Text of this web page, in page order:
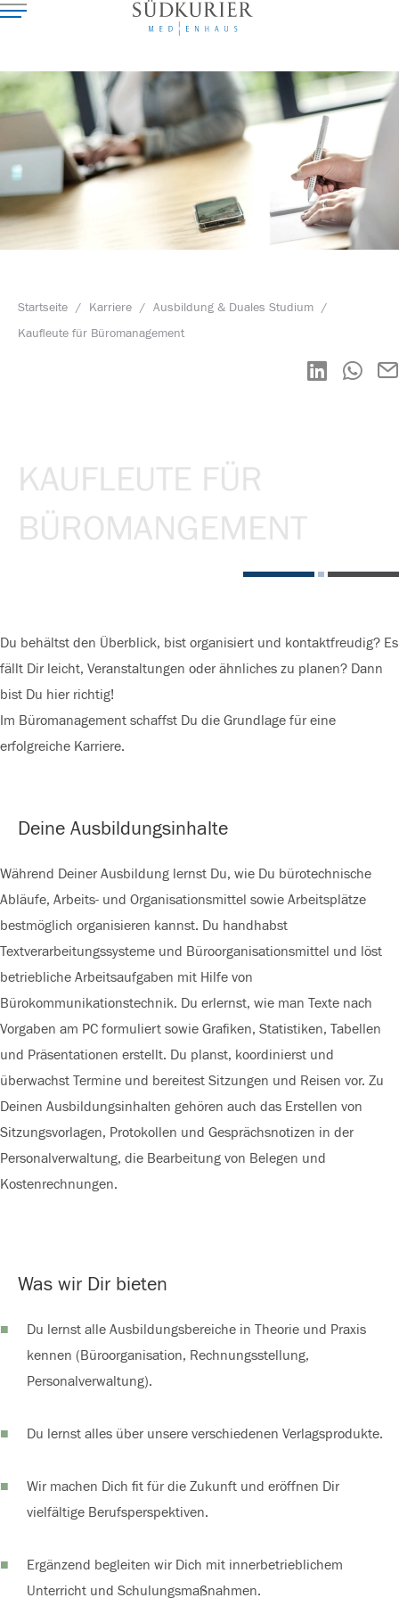
Startseite / Karriere / Ausbildung & Duales Studium /
Kaufleute für Büromanagement
KAUFLEUTE FÜR
BÜROMANGEMENT
Du behältst den Überblick, bist organisiert und kontaktfreudig? Es
fällt Dir leicht, Veranstaltungen oder ähnliches zu planen? Dann
bist Du hier richtig!
Im Büromanagement schaffst Du die Grundlage für eine
erfolgreiche Karriere.
Deine Ausbildungsinhalte
Während Deiner Ausbildung lernst Du, wie Du bürotechnische
Abläufe, Arbeits- und Organisationsmittel sowie Arbeitsplätze
bestmöglich organisieren kannst. Du handhabst
Textverarbeitungssysteme und Büroorganisationsmittel und löst
betriebliche Arbeitsaufgaben mit Hilfe von
Bürokommunikationstechnik. Du erlernst, wie man Texte nach
Vorgaben am PC formuliert sowie Grafiken, Statistiken, Tabellen
und Präsentationen erstellt. Du planst, koordinierst und
überwachst Termine und bereitest Sitzungen und Reisen vor. Zu
Deinen Ausbildungsinhalten gehören auch das Erstellen von
Sitzungsvorlagen, Protokollen und Gesprächsnotizen in der
Personalverwaltung, die Bearbeitung von Belegen und
Kostenrechnungen.
Was wir Dir bieten
Du lernst alle Ausbildungsbereiche in Theorie und Praxis
kennen (Büroorganisation, Rechnungsstellung,
Personalverwaltung).
Du lernst alles über unsere verschiedenen Verlagsprodukte.
Wir machen Dich fit für die Zukunft und eröffnen Dir
vielfältige Berufsperspektiven.
Ergänzend begleiten wir Dich mit innerbetrieblichem
Unterricht und Schulungsmaßnahmen.